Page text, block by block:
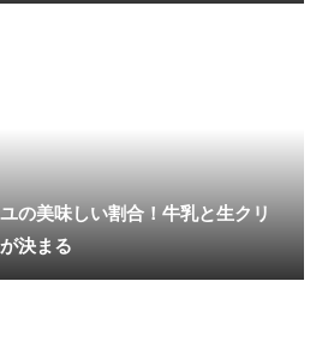
の美味しい割合！牛乳と生クリ
決まる